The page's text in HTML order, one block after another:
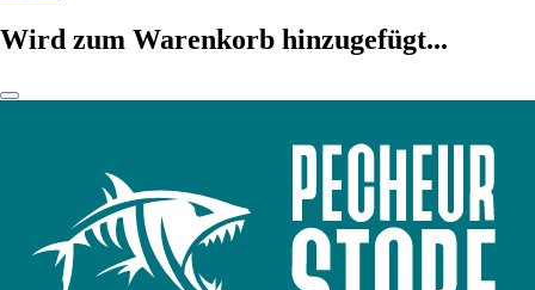
Wird zum Warenkorb hinzugefügt...